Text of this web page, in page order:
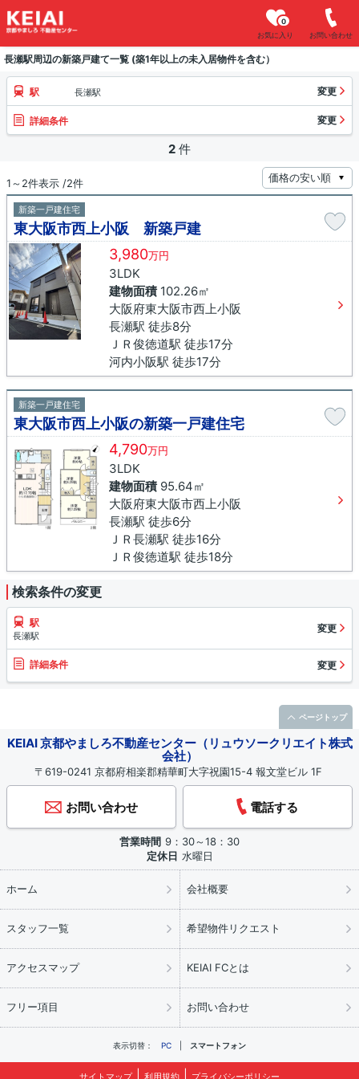
お気に入り
0
お問い合わせ
長瀬駅周辺の新築戸建て一覧 (築1年以上の未入居物件を含む）
駅 長瀬駅 変更
詳細条件 変更
2 件
1～2件表示 /2件
新築一戸建住宅
東大阪市西上小阪 新築戸建
3,980万円
3LDK
建物面積102.26㎡
大阪府東大阪市西上小阪
長瀬駅 徒歩8分
ＪＲ俊徳道駅 徒歩17分
河内小阪駅 徒歩17分
新築一戸建住宅
東大阪市西上小阪の新築一戸建住宅
4,790万円
3LDK
建物面積95.64㎡
大阪府東大阪市西上小阪
長瀬駅 徒歩6分
ＪＲ長瀬駅 徒歩16分
ＪＲ俊徳道駅 徒歩18分
検索条件の変更
駅
長瀬駅
変更
詳細条件 変更
KEIAI 京都やましろ不動産センター（リュウソークリエイト株式
会社）
〒619-0241 京都府相楽郡精華町大字祝園15-4 報文堂ビル 1F
お問い合わせ 電話する
営業時間 9：30～18：30
定休日 水曜日
ホーム 会社概要
スタッフ一覧 希望物件リクエスト
アクセスマップ KEIAI FCとは
フリー項目 お問い合わせ
表示切替： PC スマートフォン
サイトマップ 利用規約 プライバシーポリシー
ページトップ